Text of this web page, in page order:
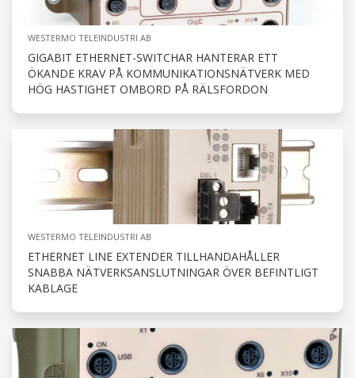
WESTERMO TELEINDUSTRI AB
GIGABIT ETHERNET-SWITCHAR HANTERAR ETT
ÖKANDE KRAV PÅ KOMMUNIKATIONSNÄTVERK MED
HÖG HASTIGHET OMBORD PÅ RÄLSFORDON
WESTERMO TELEINDUSTRI AB
ETHERNET LINE EXTENDER TILLHANDAHÅLLER
SNABBA NÄTVERKSANSLUTNINGAR ÖVER BEFINTLIGT
KABLAGE